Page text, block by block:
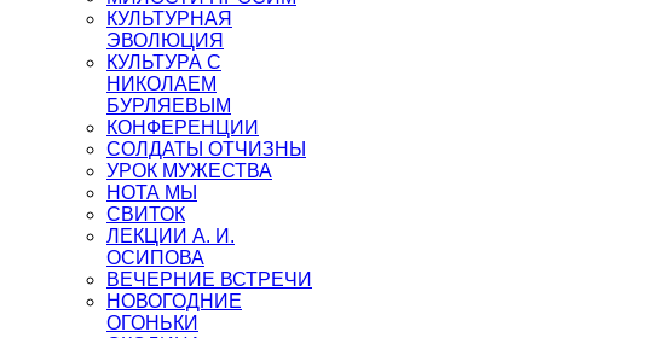
КУЛЬТУРНАЯ
ЭВОЛЮЦИЯ
КУЛЬТУРА С
НИКОЛАЕМ
БУРЛЯЕВЫМ
КОНФЕРЕНЦИИ
СОЛДАТЫ ОТЧИЗНЫ
УРОК МУЖЕСТВА
НОТА МЫ
СВИТОК
ЛЕКЦИИ А. И.
ОСИПОВА
ВЕЧЕРНИЕ ВСТРЕЧИ
НОВОГОДНИЕ
ОГОНЬКИ